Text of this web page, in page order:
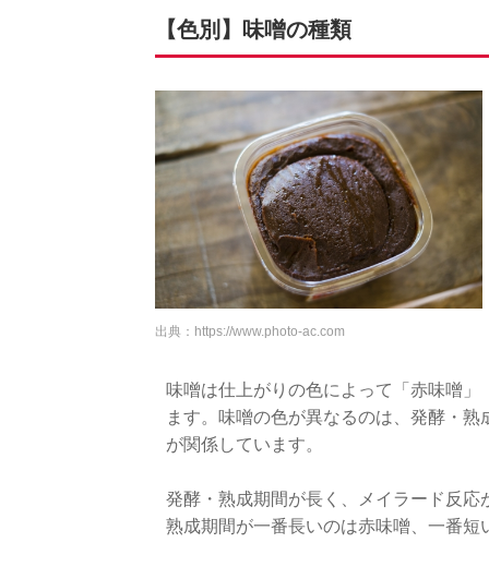
【色別】味噌の種類
出典： https://www.photo-ac.com
味噌は仕上がりの色によって「赤味噌
ます。味噌の色が異なるのは、発酵・
が関係しています。
発酵・熟成期間が長く、メイラード反
熟成期間が一番長いのは赤味噌、一番